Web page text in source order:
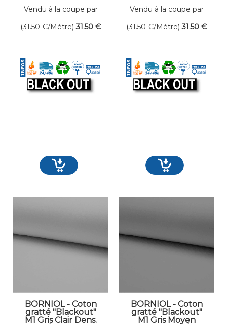
300 gr/m² Larg. 300
cm Occultant
Vendu à la coupe par
(31.50 €/Mètre) 31.50 €
Larg. 300 cm
Occultant
Vendu à la coupe par
(31.50 €/Mètre) 31.50 €
BORNIOL - Coton
gratté "Blackout"
M1 Gris Clair Dens.
BORNIOL - Coton
gratté "Blackout"
M1 Gris Moyen